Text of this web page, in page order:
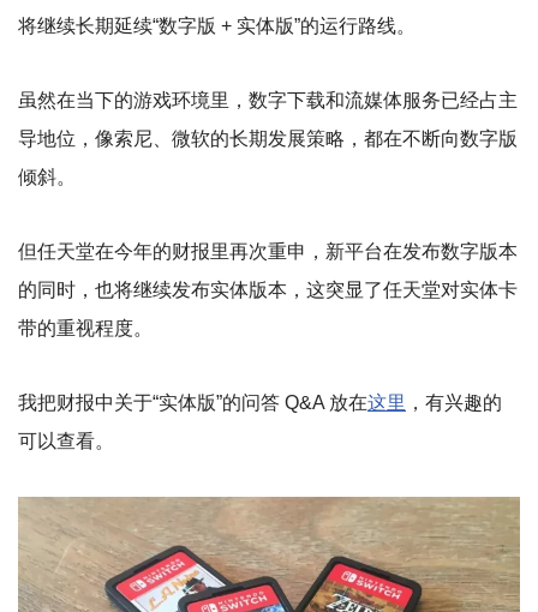
将继续长期延续“数字版 + 实体版”的运行路线。
虽然在当下的游戏环境里，数字下载和流媒体服务已经占主
导地位，像索尼、微软的长期发展策略，都在不断向数字版
倾斜。
但任天堂在今年的财报里再次重申，新平台在发布数字版本
的同时，也将继续发布实体版本，这突显了任天堂对实体卡
带的重视程度。
我把财报中关于“实体版”的问答 Q&A 放在这里 ，有兴趣的
可以查看。